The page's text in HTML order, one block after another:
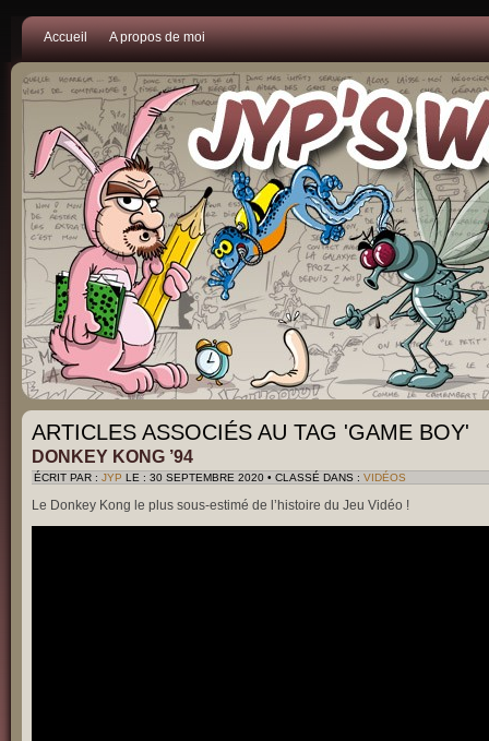
Accueil A propos de moi
ARTICLES ASSOCIÉS AU TAG 'GAME BOY'
DONKEY KONG ’94
ÉCRIT PAR : JYP LE : 30 SEPTEMBRE 2020 • CLASSÉ DANS : VIDÉOS
Le Donkey Kong le plus sous-estimé de l’histoire du Jeu Vidéo !